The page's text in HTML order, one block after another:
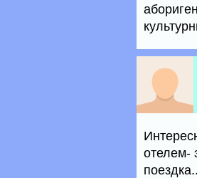
отелем-